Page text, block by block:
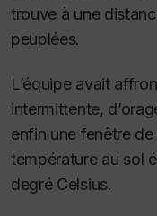
trouve à une
peuplées.
L’équipe avait
intermittente,
enfin une fenêtre
température au sol
degré Celsius.